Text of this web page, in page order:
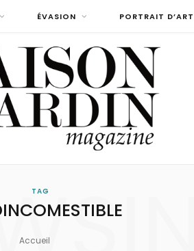
ÉVASION PORTRAIT
TAG
Accueil